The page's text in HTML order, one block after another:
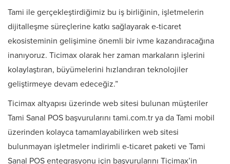
Tami ile gerçekleştirdiğimiz bu iş birliğinin, işletmelerin
dijitalleşme süreçlerine katkı sağlayarak e-ticaret
ekosisteminin gelişimine önemli bir ivme kazandıracağına
inanıyoruz. Ticimax olarak her zaman markaların işlerini
kolaylaştıran, büyümelerini hızlandıran teknolojiler
geliştirmeye devam edeceğiz.”
Ticimax altyapısı üzerinde web sitesi bulunan müşteriler
Tami Sanal POS başvurularını tami.com.tr ya da Tami mobil
üzerinden kolayca tamamlayabilirken web sitesi
bulunmayan işletmeler indirimli e-ticaret paketi ve Tami
Sanal POS entegrasyonu için başvurularını Ticimax’in